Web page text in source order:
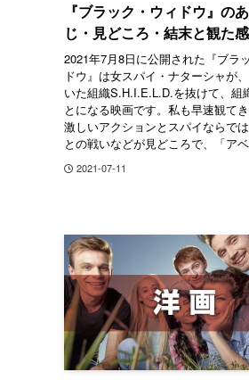
『ブラック・ウィドウ』の
じ・見どころ・結末と観た
2021年7月8日に公開された『ブラ
ドウ』は女スパイ・ナターシャが
いた組織S.H.I.E.L.D.を抜けて、組
とになる映画です。私も早速観て
激しいアクションとスパイならで
との戦いなどが見どころで、「ア
2021-07-11